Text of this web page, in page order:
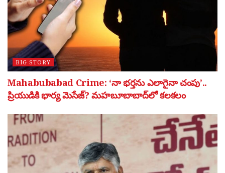
BIG STORY
Mahabubabad Crime: ‘నా భర్తను ఎలాగైనా చంపు’..
ప్రియుడికి భార్య మెసేజ్? మహబూబాబాద్‌లో కలకలం